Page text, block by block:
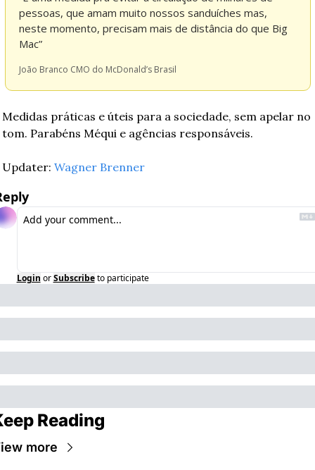
pessoas, que amam muito nossos sanduíches mas,
neste momento, precisam mais de distância do que Big
Mac”
João Branco CMO do McDonald’s Brasil
Medidas práticas e úteis para a sociedade, sem apelar no
tom. Parabéns Méqui e agências responsáveis.
Updater: Wagner Brenner
Login or Subscribe to participate
Reading
more